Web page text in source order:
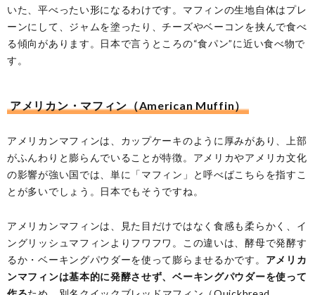
いた、平べったい形になるわけです。マフィンの生地自体はプレ
ーンにして、ジャムを塗ったり、チーズやベーコンを挟んで食べ
る傾向があります。日本で言うところの“食パン”に近い食べ物で
す。
アメリカン・マフィン（American Muffin）
アメリカンマフィンは、カップケーキのように厚みがあり、上部
がふんわりと膨らんでいることが特徴。アメリカやアメリカ文化
の影響が強い国では、単に「マフィン」と呼べばこちらを指すこ
とが多いでしょう。日本でもそうですね。
アメリカンマフィンは、見た目だけではなく食感も柔らかく、イ
ングリッシュマフィンよりフワフワ。この違いは、酵母で発酵す
るか・ベーキングパウダーを使って膨らませるかです。 アメリカ
ンマフィンは基本的に発酵させず、ベーキングパウダーを使って